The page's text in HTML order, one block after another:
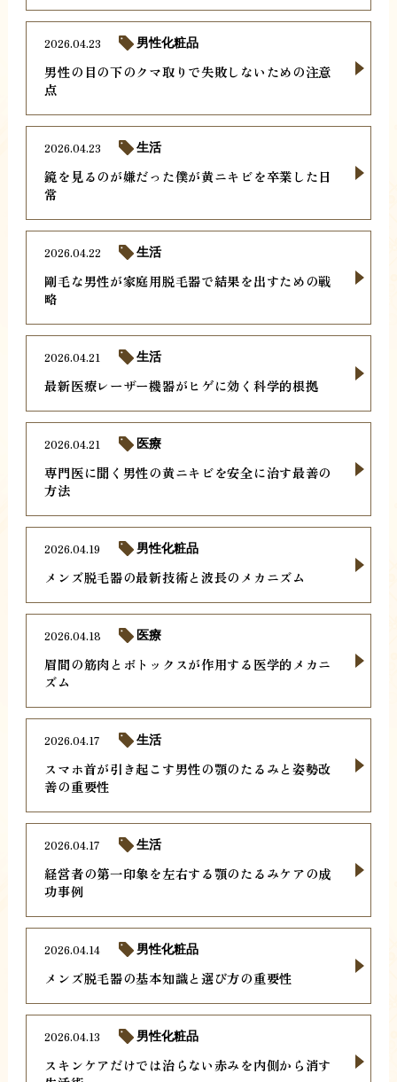
男性の目の下のクマ取りで失敗しないための注意
点
2026.04.23 男性化粧品
鏡を見るのが嫌だった僕が黄ニキビを卒業した日
常
2026.04.23 生活
剛毛な男性が家庭用脱毛器で結果を出すための戦
略
2026.04.22 生活
最新医療レーザー機器がヒゲに効く科学的根拠
2026.04.21 生活
専門医に聞く男性の黄ニキビを安全に治す最善の
方法
2026.04.21 医療
メンズ脱毛器の最新技術と波長のメカニズム
2026.04.19 男性化粧品
眉間の筋肉とボトックスが作用する医学的メカニ
ズム
2026.04.18 医療
スマホ首が引き起こす男性の顎のたるみと姿勢改
善の重要性
2026.04.17 生活
経営者の第一印象を左右する顎のたるみケアの成
功事例
2026.04.17 生活
メンズ脱毛器の基本知識と選び方の重要性
2026.04.14 男性化粧品
スキンケアだけでは治らない赤みを内側から消す
2026.04.13 男性化粧品